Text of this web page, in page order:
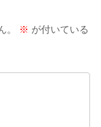
。 ※ が付いている